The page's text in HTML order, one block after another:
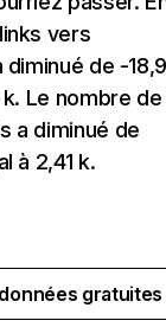
vers
de -
Le nombre de
a diminué de
à 2,41 k.